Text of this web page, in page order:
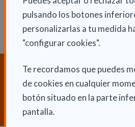
pulsando los botones
personalizarlas a tu medida
"configurar cookies".
Te recordamos que puedes
de cookies en cualquier
botón situado en la parte
pantalla.
¿Necesitas orientación
Dependencia y
CONTACTA CON NOSOTROS